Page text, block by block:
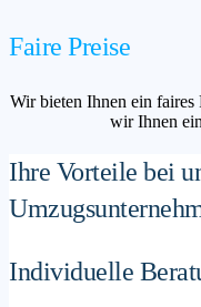
Faire Preise
Wir bieten Ihnen ein faires
wir Ihnen
Ihre Vorteile bei
Individuelle